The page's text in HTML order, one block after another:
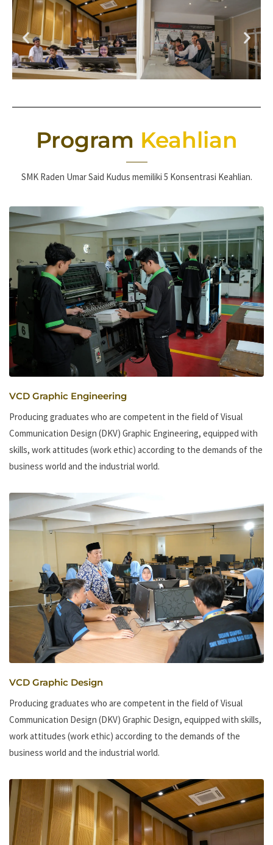
Program Keahlian
SMK Raden Umar Said Kudus memiliki 5 Konsentrasi Keahlian.
VCD Graphic Engineering
Producing graduates who are competent in the field of Visual
Communication Design (DKV) Graphic Engineering, equipped with
skills, work attitudes (work ethic) according to the demands of the
business world and the industrial world.
VCD Graphic Design
Producing graduates who are competent in the field of Visual
Communication Design (DKV) Graphic Design, equipped with skills,
work attitudes (work ethic) according to the demands of the
business world and the industrial world.